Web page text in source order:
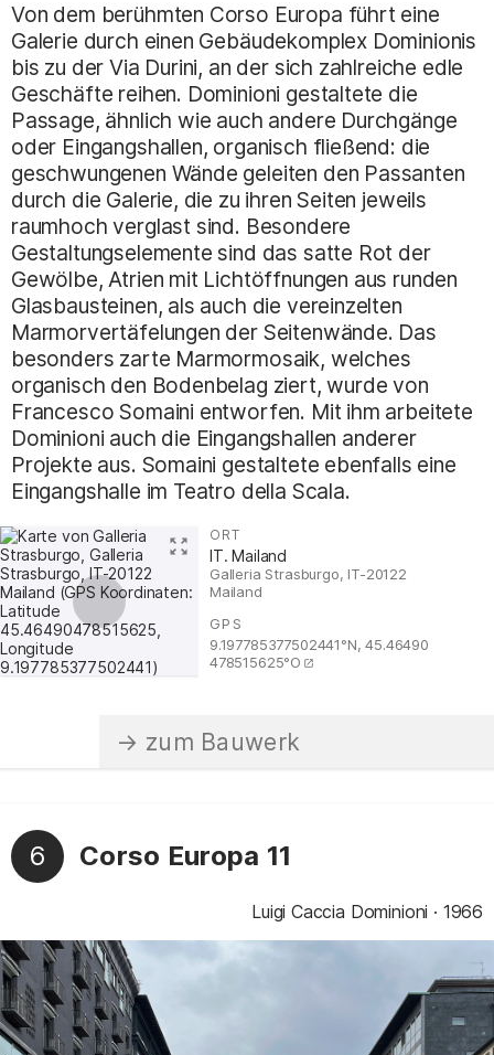
Von dem berühmten Corso Europa führt eine
Galerie durch einen Gebäudekomplex Dominionis
bis zu der Via Durini, an der sich zahlreiche edle
Geschäfte reihen. Dominioni gestaltete die
Passage, ähnlich wie auch andere Durchgänge
oder Eingangshallen, organisch fließend: die
geschwungenen Wände geleiten den Passanten
durch die Galerie, die zu ihren Seiten jeweils
raumhoch verglast sind. Besondere
Gestaltungselemente sind das satte Rot der
Gewölbe, Atrien mit Lichtöffnungen aus runden
Glasbausteinen, als auch die vereinzelten
Marmorvertäfelungen der Seitenwände. Das
besonders zarte Marmormosaik, welches
organisch den Bodenbelag ziert, wurde von
Francesco Somaini entworfen. Mit ihm arbeitete
Dominioni auch die Eingangshallen anderer
Projekte aus. Somaini gestaltete ebenfalls eine
Eingangshalle im Teatro della Scala.
ORT
IT. Mailand
Galleria Strasburgo, IT-20122
Mailand
GPS
9.197785377502441°N, 45.46490
478515625°O
6 Corso Europa 11
Luigi Caccia Dominioni 1966